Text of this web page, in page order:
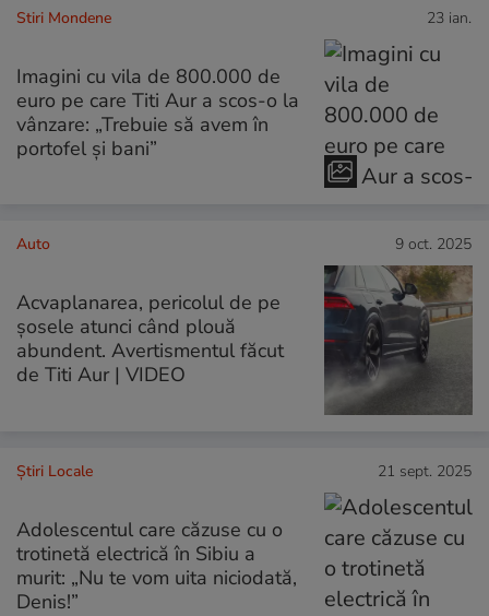
Stiri Mondene 23 ian.
Imagini cu vila de 800.000 de
euro pe care Titi Aur a scos-o la
vânzare: „Trebuie să avem în
portofel și bani”
Auto 9 oct. 2025
Acvaplanarea, pericolul de pe
șosele atunci când plouă
abundent. Avertismentul făcut
de Titi Aur | VIDEO
Știri Locale 21 sept. 2025
Adolescentul care căzuse cu o
trotinetă electrică în Sibiu a
murit: „Nu te vom uita niciodată,
Denis!”